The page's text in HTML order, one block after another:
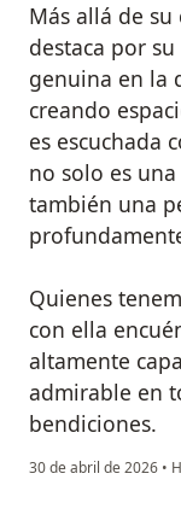
Más allá de
destaca por
genuina en la
creando
es escuchada
no solo es
también una
Quienes
con ella
altamente
admirable en
bendiciones.
30 de abril de 2026 •